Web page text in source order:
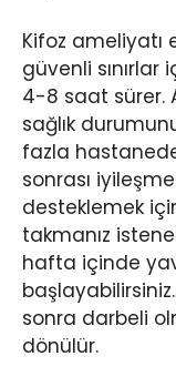
Kifoz ameliyatı
güvenli
4-8 saat sürer.
sağlık
fazla
sonrası
desteklemek
takmanız
hafta içinde
sonra darbeli
dönülür.